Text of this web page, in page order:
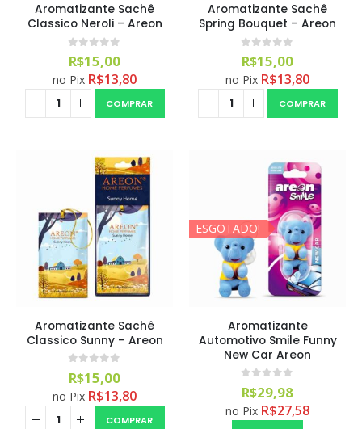
Aromatizante Sachê
Classico Neroli – Areon
R$15,00
no Pix R$13,80
COMPRAR
Aromatizante Sachê
Spring Bouquet – Areon
R$15,00
no Pix R$13,80
COMPRAR
Aromatizante Sachê
Classico Sunny – Areon
R$15,00
no Pix R$13,80
COMPRAR
ESGOTADO!
Aromatizante
Automotivo Smile Funny
New Car Areon
R$29,98
no Pix R$27,58